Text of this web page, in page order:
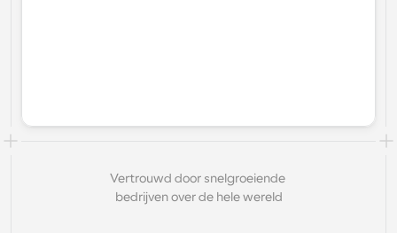
Vertrouwd door snelgroeiende
bedrijven over de hele wereld